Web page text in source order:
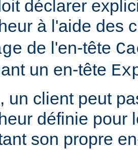
déclarer
à l'aide des
de l'en-tête
un en-tête
un client peut
définie pour
son propre